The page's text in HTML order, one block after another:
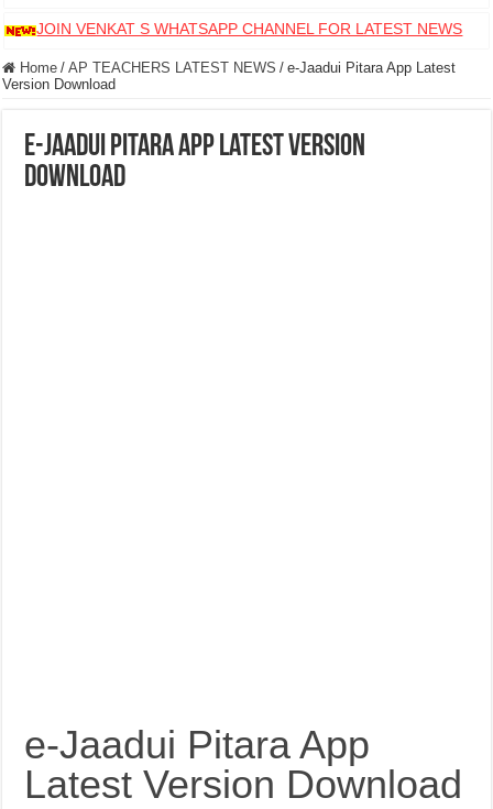
JOIN VENKAT S WHATSAPP CHANNEL FOR LATEST NEWS
Home / AP TEACHERS LATEST NEWS / e-Jaadui Pitara App Latest
Version Download
e-Jaadui Pitara App Latest Version
Download
e-Jaadui Pitara App
Latest Version Download